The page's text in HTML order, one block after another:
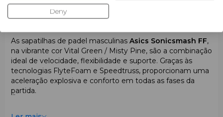
Descrição
As sapatilhas de padel masculinas Asics Sonicsmash FF,
na vibrante cor Vital Green / Misty Pine, são a combinação
ideal de velocidade, flexibilidade e suporte. Graças às
tecnologias FlyteFoam e Speedtruss, proporcionam uma
aceleração explosiva e conforto em todas as fases da
partida.
Deny